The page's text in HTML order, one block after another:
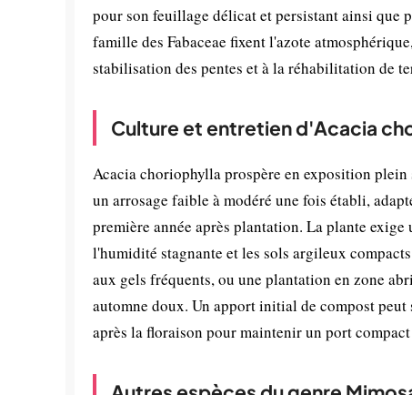
pour son feuillage délicat et persistant ainsi que
famille des Fabaceae fixent l'azote
stabilisation des pentes et à la réhabilitation de
Culture et entretien d'Acacia
Acacia choriophylla prospère en exposition
un arrosage faible à modéré une fois établi,
première année après plantation. La plante
l'humidité stagnante et les sols argileux
aux gels fréquents, ou une plantation en zone
automne doux. Un apport initial de compost
après la floraison pour maintenir un port